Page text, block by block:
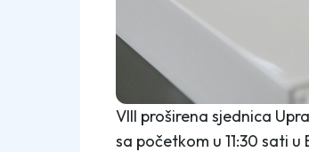
VIII proširena sjednica
sa početkom u 11:30 sati